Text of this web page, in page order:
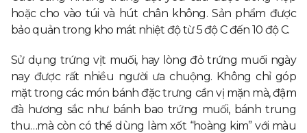
hoặc cho vào túi và hút chân không. Sản phẩm được
bảo quản trong kho mát nhiệt độ từ 5 độ C đến 10 độ C.
Sử dụng trứng vịt muối, hay lòng đỏ trứng muối ngày
nay được rất nhiều người ưa chuộng. Không chỉ góp
mặt trong các món bánh đặc trưng cần vị mặn mà, đậm
đà hương sắc như bánh bao trứng muối, bánh trung
thu…mà còn có thể dùng làm xốt “hoàng kim” với màu